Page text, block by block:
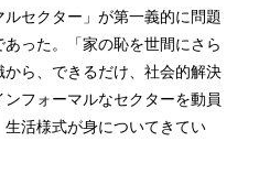
セクター」が第一義的に問題
った。「家の恥を世間にさら
ら、できるだけ、社会的解決
フォーマルなセクターを動員
活様式が身についてきてい